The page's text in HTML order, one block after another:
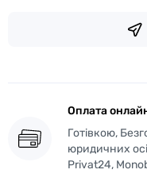
Оплата
Готівкою,
юридичних
Privat24,